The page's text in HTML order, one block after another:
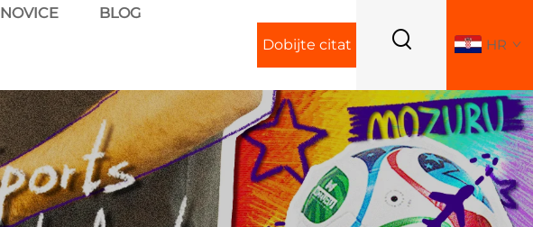
NOVICE BLOG
Dobijte citat HR